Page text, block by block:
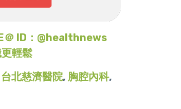
＠ ID：@healthnews
輕鬆
台北慈濟醫院, 胸腔內科,